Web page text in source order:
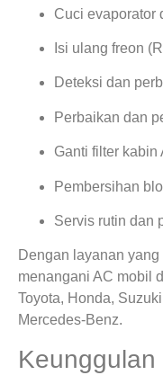
Cuci evaporator
Isi ulang freon
Deteksi dan
Perbaikan dan
Ganti filter kabin
Pembersihan
Servis rutin dan
Dengan layanan
menangani AC mobil
Toyota, Honda,
Mercedes-Benz.
Keunggulan